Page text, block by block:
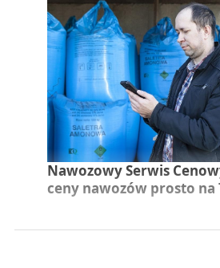
Nawozowy Serwis
ceny nawozów prosto